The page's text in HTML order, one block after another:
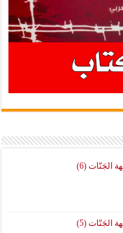
الجَنّات (6)
الجَنّات (5)